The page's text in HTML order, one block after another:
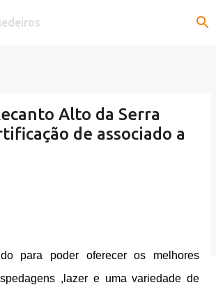
para o conteúdo principal
Alto da Serra
de associado a
para poder oferecer os melhores
,lazer e uma variedade de